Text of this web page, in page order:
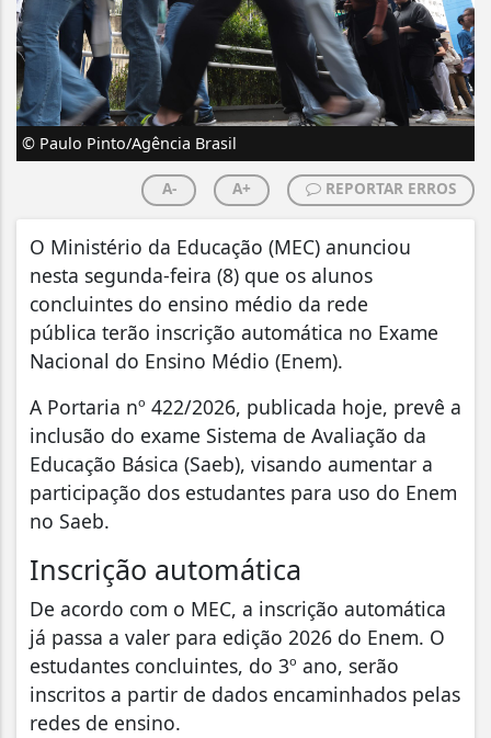
© Paulo Pinto/Agência Brasil
A- A+ REPORTAR ERROS
O Ministério da Educação (MEC) anunciou
nesta segunda-feira (8) que os alunos
concluintes do ensino médio da rede
pública terão inscrição automática no Exame
Nacional do Ensino Médio (Enem).
A Portaria nº 422/2026, publicada hoje, prevê a
inclusão do exame Sistema de Avaliação da
Educação Básica (Saeb), visando aumentar a
participação dos estudantes para uso do Enem
no Saeb.
Inscrição automática
De acordo com o MEC, a inscrição automática
já passa a valer para edição 2026 do Enem. O
estudantes concluintes, do 3º ano, serão
inscritos a partir de dados encaminhados pelas
redes de ensino.